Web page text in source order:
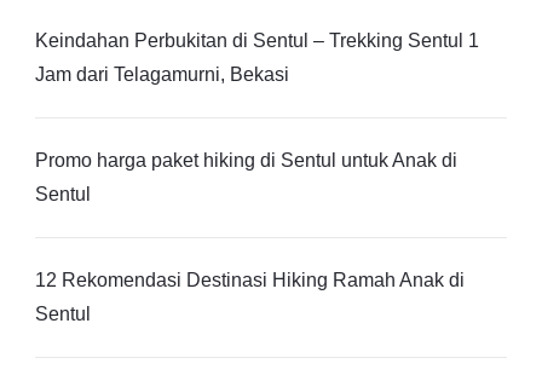
Keindahan Perbukitan di Sentul – Trekking Sentul 1
Jam dari Telagamurni, Bekasi
Promo harga paket hiking di Sentul untuk Anak di
Sentul
12 Rekomendasi Destinasi Hiking Ramah Anak di
Sentul